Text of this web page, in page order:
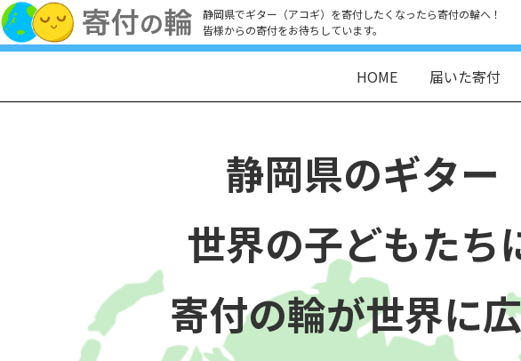
静岡県でギター（アコギ）を寄付したくなったら寄付の輪へ！
皆様からの寄付をお待ちしています。
HOME 届いた寄付
静岡県のギター
世界の子どもたち
寄付の輪が世界に